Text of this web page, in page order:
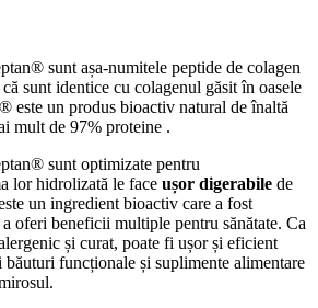
sunt așa-numitele peptide de colagen
sunt identice cu colagenul găsit în oasele
este un produs bioactiv natural de înaltă
mult de 97% proteine .
sunt optimizate pentru
lor hidrolizată le face ușor digerabile de
un ingredient bioactiv care a fost
oferi beneficii multiple pentru sănătate. Ca
și curat, poate fi ușor și eficient
funcționale și suplimente alimentare